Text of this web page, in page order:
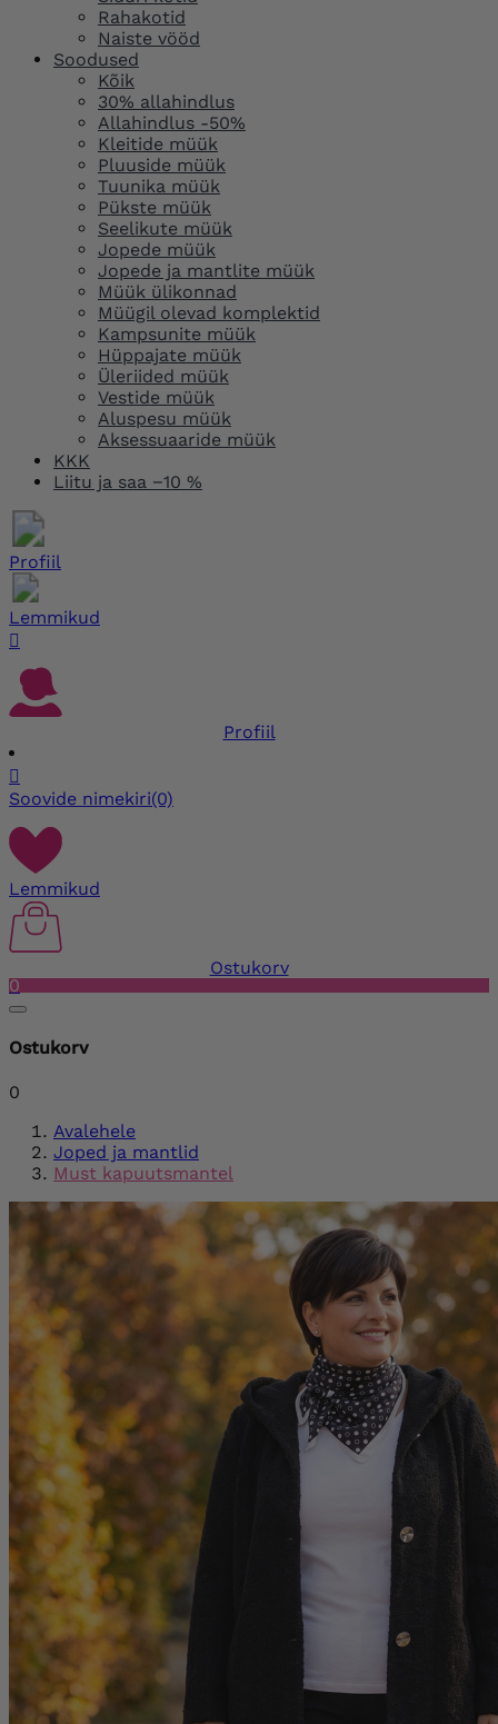
Rahakotid
Naiste vööd
Soodused
Kõik
30% allahindlus
Allahindlus -50%
Kleitide müük
Pluuside müük
Tuunika müük
Pükste müük
Seelikute müük
Jopede müük
Jopede ja mantlite müük
Müük ülikonnad
Müügil olevad komplektid
Kampsunite müük
Hüppajate müük
Üleriided müük
Vestide müük
Aluspesu müük
Aksessuaaride müük
KKK
Liitu ja saa −10 %
Profiil
Lemmikud

Profiil

Soovide nimekiri(0)
Lemmikud
Ostukorv
0
Ostukorv
0
Avalehele
Joped ja mantlid
Must kapuutsmantel